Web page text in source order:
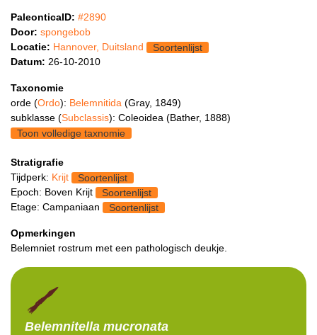
PaleonticaID: #2890
Door: spongebob
Locatie: Hannover, Duitsland
Soortenlijst
Datum: 26-10-2010
Taxonomie
orde (Ordo): Belemnitida (Gray, 1849)
subklasse (Subclassis): Coleoidea (Bather, 1888)
Toon volledige taxnomie
Stratigrafie
Tijdperk: Krijt
Soortenlijst
Epoch: Boven Krijt
Soortenlijst
Etage: Campaniaan
Soortenlijst
Opmerkingen
Belemniet rostrum met een pathologisch deukje.
Belemnitella mucronata